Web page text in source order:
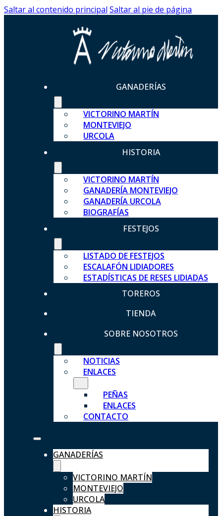
Saltar al contenido principal Saltar al pie de página
GANADERÍAS
VICTORINO MARTÍN
MONTEVIEJO
URCOLA
HISTORIA
VICTORINO MARTÍN
GANADERÍA MONTEVIEJO
GANADERÍA URCOLA
BIOGRAFÍAS
FESTEJOS
LISTADO DE FESTEJOS
ESCALAFÓN LIDIADORES
ESTADÍSTICAS DE RESES LIDIADAS
TOREROS
TIENDA
SOBRE NOSOTROS
NOTICIAS
ENLACES
PEÑAS
ENLACES
CONTACTO
GANADERÍAS
VICTORINO MARTÍN
MONTEVIEJO
URCOLA
HISTORIA